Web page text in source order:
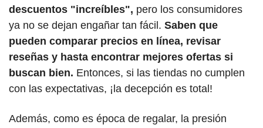
descuentos "increíbles", pero los consumidores
ya no se dejan engañar tan fácil. Saben que
pueden comparar precios en línea, revisar
reseñas y hasta encontrar mejores ofertas si
buscan bien. Entonces, si las tiendas no cumplen
con las expectativas, ¡la decepción es total!
Además, como es época de regalar, la presión